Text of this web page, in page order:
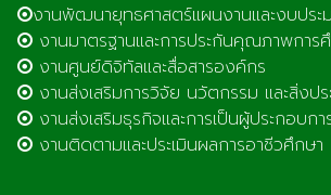
งานพัฒนายุทธศาสตร์แผนงานและงบปร
งานมาตรฐานและการประกันคุณภาพการ
งานศูนย์ดิจิทัลและสื่อสารองค์กร
งานส่งเสริมการวิจัย นวัตกรรม และสิ่งป
งานส่งเสริมธุรกิจและการเป็นผู้ประกอบกา
งานติดตามและประเมินผลการอาชีวศึกษา